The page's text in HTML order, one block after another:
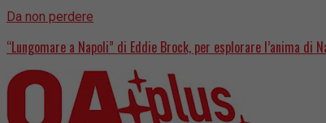
Da non perdere
“Lungomare a Napoli” di Eddie Brock, per esplorare l’anima di